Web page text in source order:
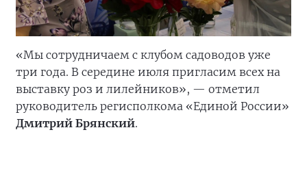
«Мы сотрудничаем с клубом садоводов уже
три года. В середине июля пригласим всех на
выставку роз и лилейников», — отметил
руководитель регисполкома «Единой России»
Дмитрий Брянский.